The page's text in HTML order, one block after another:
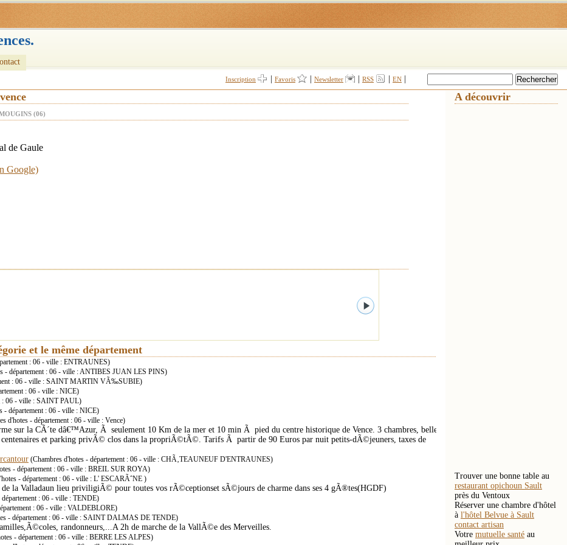
Inscription Favoris Newsletter RSS EN
(06)
de Gaule
Google)
et le même département
: 06 - ville : ENTRAUNES)
- département : 06 - ville : ANTIBES JUAN LES PINS)
: 06 - ville : SAINT MARTIN VÃ‰SUBIE)
: 06 - ville : NICE)
: 06 - ville : SAINT PAUL)
- département : 06 - ville : NICE)
d'hotes - département : 06 - ville : Vence)
sur la CÃ´te dâ€™Azur, Ã seulement 10 Km de la mer et 10 min Ã pied du centre historique de Vence. 3 chambres, belle
et parking privÃ© clos dans la propriÃ©tÃ©. Tarifs Ã partir de 90 Euros par nuit petits-dÃ©jeuners, taxes de
(Chambres d'hotes - département : 06 - ville : CHÃ‚TEAUNEUF D'ENTRAUNES)
- département : 06 - ville : BREIL SUR ROYA)
- département : 06 - ville : L' ESCARÃˆNE )
la Valladaun lieu priviligiÃ© pour toutes vos rÃ©ceptionset sÃ©jours de charme dans ses 4 gÃ®tes(HGDF)
département : 06 - ville : TENDE)
: 06 - ville : VALDEBLORE)
- département : 06 - ville : SAINT DALMAS DE TENDE)
randonneurs,...A 2h de marche de la VallÃ©e des Merveilles.
- département : 06 - ville : BERRE LES ALPES)
A découvrir
Trouver une bonne table au
restaurant opichoun Sault
près du Ventoux
Réserver une chambre d'hôtel
à l'hôtel Belvue à Sault
contact artisan
Votre mutuelle santé au